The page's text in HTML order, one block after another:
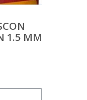
1.5 MM